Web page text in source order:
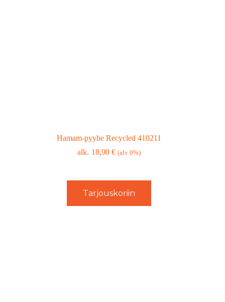
Hamam-pyyhe Recycled 410211
18,90€ (alv 0%)
Tarjouskoriin